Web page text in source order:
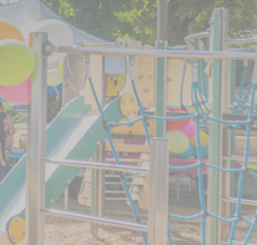
Associations
Jeune
Entreprise
Ainé
Nouvel
arrivant